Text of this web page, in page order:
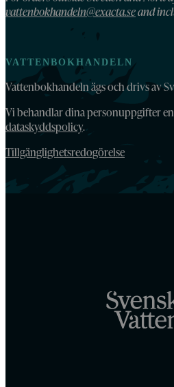
vattenbokhandeln@exacta.seand
VATTENBOKHANDELN
Vattenbokhandeln ägs och drivs av
Vi behandlar dina personuppgifter
dataskyddspolicy.
Tillgänglighetsredogörelse